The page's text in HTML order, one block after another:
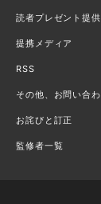
読者プレゼント提供
提携メディア
RSS
その他、お問い合
お詫びと訂正
監修者一覧